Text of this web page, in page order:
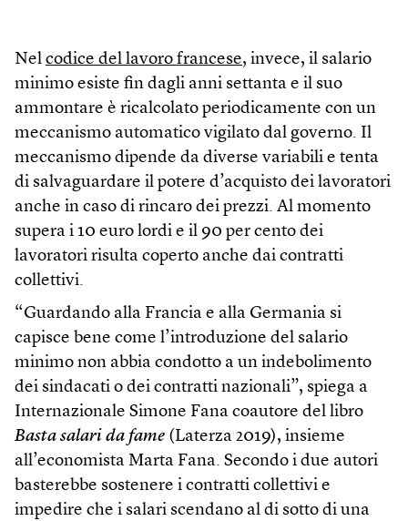
Nel codice del lavoro francese, invece, il salario
minimo esiste fin dagli anni settanta e il suo
ammontare è ricalcolato periodicamente con un
meccanismo automatico vigilato dal governo. Il
meccanismo dipende da diverse variabili e tenta
di salvaguardare il potere d’acquisto dei lavoratori
anche in caso di rincaro dei prezzi. Al momento
supera i 10 euro lordi e il 90 per cento dei
lavoratori risulta coperto anche dai contratti
collettivi.
“Guardando alla Francia e alla Germania si
capisce bene come l’introduzione del salario
minimo non abbia condotto a un indebolimento
dei sindacati o dei contratti nazionali”, spiega a
Internazionale Simone Fana coautore del libro
Basta salari da fame (Laterza 2019), insieme
all’economista Marta Fana. Secondo i due autori
basterebbe sostenere i contratti collettivi e
impedire che i salari scendano al di sotto di una